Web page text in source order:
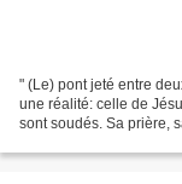
" (Le) pont jeté entre
une réalité: celle de
sont soudés. Sa prière,